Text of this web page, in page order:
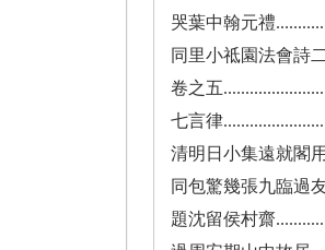
哭葉中翰元禮
同里小祗園法會詩
卷之五
七言律
清明日小集遠就閣
同包驚幾張九臨過
題沈留侯村齋